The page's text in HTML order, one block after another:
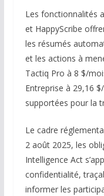
Les fonctionnalités
et HappyScribe
les résumés
et les actions à
Tactiq Pro à 8 $/
Entreprise à 29,16
supportées pour la
Le cadre
2 août 2025, les
Intelligence Act
confidentialité,
informer les